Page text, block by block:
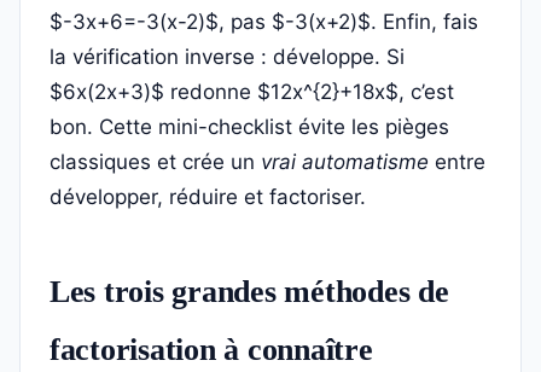
$-3x+6=-3(x-2)$, pas $-3(x+2)$. Enfin, fais
la vérification inverse : développe. Si
$6x(2x+3)$ redonne $12x^{2}+18x$, c’est
bon. Cette mini-checklist évite les pièges
classiques et crée un vrai automatisme entre
développer, réduire et factoriser.
Les trois grandes méthodes de
factorisation à connaître